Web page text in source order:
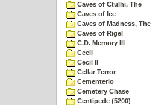
Caves of Ctulhi, The
Caves of Ice
Caves of Madness, The
Caves of Rigel
C.D. Memory III
Cecil
Cecil II
Cellar Terror
Cementerio
Cemetery Chase
Centipede (5200)